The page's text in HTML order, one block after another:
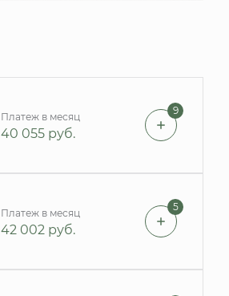
Платеж в месяц
40 055 руб.
9
Платеж в месяц
42 002 руб.
5